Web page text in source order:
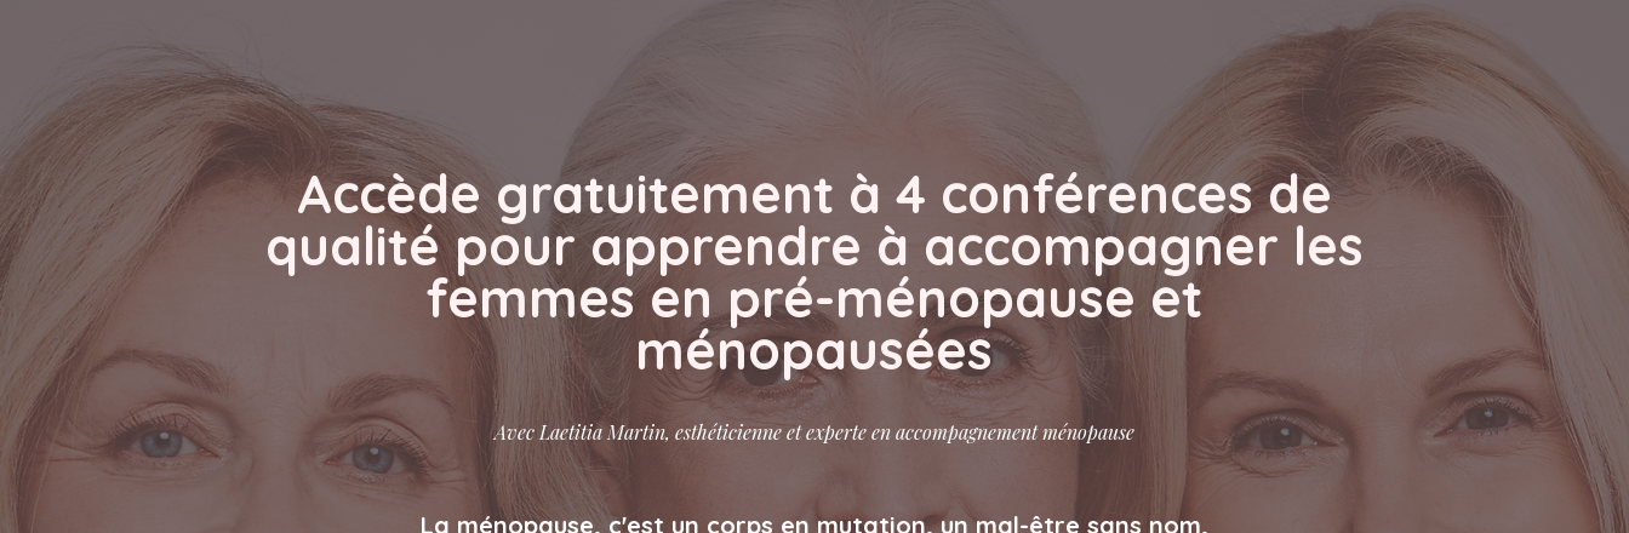
Accède gratuitement à 4 conférences de
qualité pour apprendre à accompagner les
femmes en pré-ménopause et
ménopausées
Avec Laetitia Martin, esthéticienne et experte en accompagnement ménopause
La ménopause, c'est un corps en mutation, un mal-être sans nom,